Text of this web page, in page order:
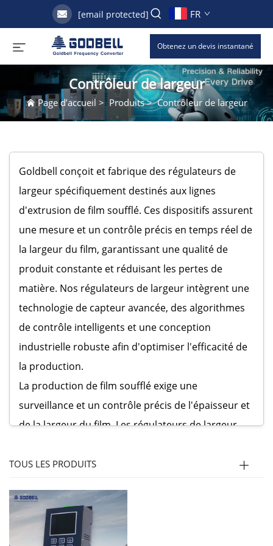
[email protected] FR
Obtenez un devis instantané
Contrôleur de largeur
Page d’accueil> Produits>Contrôleur de largeur
Goldbell conçoit et fabrique des régulateurs de
largeur spécifiquement destinés aux lignes
d'extrusion de film soufflé. Ces dispositifs assurent
une mesure et un contrôle précis en temps réel de
la largeur du film, garantissant une qualité de
produit constante et réduisant les pertes de
matière. Nos régulateurs de largeur intègrent une
technologie de capteur avancée, des algorithmes
de contrôle intelligents et une conception
industrielle robuste afin d'optimiser l'efficacité de
la production.
La production de film soufflé exige une
surveillance et un contrôle précis de l'épaisseur et
de la largeur du film. Les régulateurs de largeur
système de commande de la ligne d'extrusion,
rouleaux pour maintenir des dimensions de film
uniformes. Grâce à une combinaison de capteurs
haute précision et d'une interface intuitive, nos
TOUS LES PRODUITS